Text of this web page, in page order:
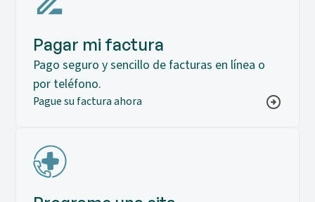
Pagar mi factura
Pago seguro y sencillo de facturas en línea o
por teléfono.
Pague su factura ahora